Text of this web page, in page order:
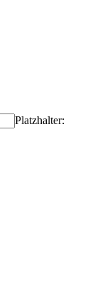
Platzhalter: